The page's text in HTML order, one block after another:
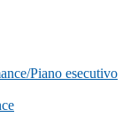
Piano esecutivo